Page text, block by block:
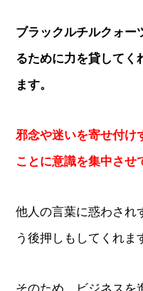
ブラックルチルクォー
るために力を貸してく
ます。
邪念や迷いを寄せ付け
ことに意識を集中させ
他人の言葉に惑わされ
う後押しもしてくれま